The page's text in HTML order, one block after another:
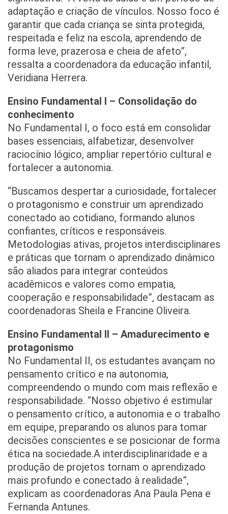
adaptação e criação de vínculos. Nosso foco é
garantir que cada criança se sinta protegida,
respeitada e feliz na escola, aprendendo de
forma leve, prazerosa e cheia de afeto”,
ressalta a coordenadora da educação infantil,
Veridiana Herrera.
Ensino Fundamental I – Consolidação do
conhecimento
No Fundamental I, o foco está em consolidar
bases essenciais, alfabetizar, desenvolver
raciocínio lógico, ampliar repertório cultural e
fortalecer a autonomia.
“Buscamos despertar a curiosidade, fortalecer
o protagonismo e construir um aprendizado
conectado ao cotidiano, formando alunos
confiantes, críticos e responsáveis.
Metodologias ativas, projetos interdisciplinares
e práticas que tornam o aprendizado dinâmico
são aliados para integrar conteúdos
acadêmicos e valores como empatia,
cooperação e responsabilidade”, destacam as
coordenadoras Sheila e Francine Oliveira.
Ensino Fundamental II – Amadurecimento e
protagonismo
No Fundamental II, os estudantes avançam no
pensamento crítico e na autonomia,
compreendendo o mundo com mais reflexão e
responsabilidade. “Nosso objetivo é estimular
o pensamento crítico, a autonomia e o trabalho
em equipe, preparando os alunos para tomar
decisões conscientes e se posicionar de forma
ética na sociedade.A interdisciplinaridade e a
produção de projetos tornam o aprendizado
mais profundo e conectado à realidade”,
explicam as coordenadoras Ana Paula Pena e
Fernanda Antunes.